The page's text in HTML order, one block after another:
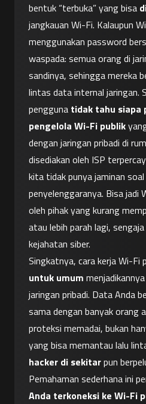
bentuk “terbuka” yang bisa
jangkauan Wi-Fi. Kalaupun
menggunakan password
waspada: semua orang di
sandinya, sehingga mereka
lintas data internal jaringan.
pengguna tidak tahu siapa
pengelola Wi-Fi publik
dengan jaringan pribadi di
disediakan oleh ISP
kita tidak punya jaminan
penyelenggaranya. Bisa jadi
oleh pihak yang kurang
atau lebih parah lagi,
kejahatan siber.
Singkatnya, cara kerja Wi-Fi
untuk umum
jaringan pribadi. Data Anda
sama dengan banyak orang
proteksi memadai, bukan
hacker di sekitar pun
Pemahaman sederhana ini
Anda terkoneksi ke Wi-Fi